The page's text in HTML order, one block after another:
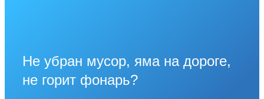
Не убран мусор, яма на дороге,
не горит фонарь?